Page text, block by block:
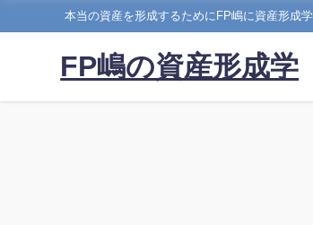
本当の資産を形成するためにFP嶋に資産形成
FP嶋の資産形成学